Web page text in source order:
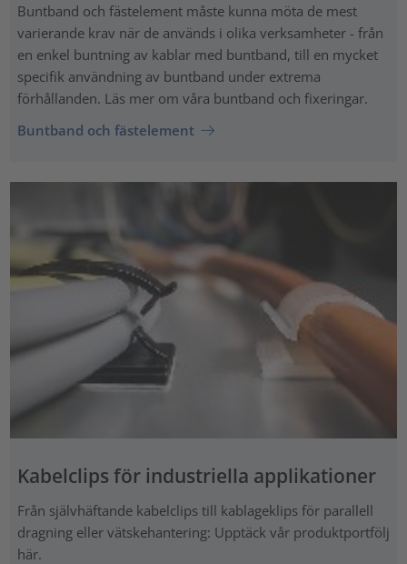
Buntband och fästelement måste kunna möta de mest
varierande krav när de används i olika verksamheter - från
en enkel buntning av kablar med buntband, till en mycket
specifik användning av buntband under extrema
förhållanden. Läs mer om våra buntband och fixeringar.
Buntband och fästelement
Kabelclips för industriella applikationer
Från självhäftande kabelclips till kablageklips för parallell
dragning eller vätskehantering: Upptäck vår produktportfölj
här.